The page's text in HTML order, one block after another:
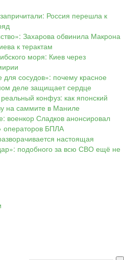
Россия перешла к
Захарова обвинила Макрона
к терактам
моря: Киев через
сосудов»: почему красное
деле защищает сердце
конфуз: как японский
на саммите в Маниле
военкор Сладков анонсировал
операторов БПЛА
настоящая
подобного за всю СВО ещё не